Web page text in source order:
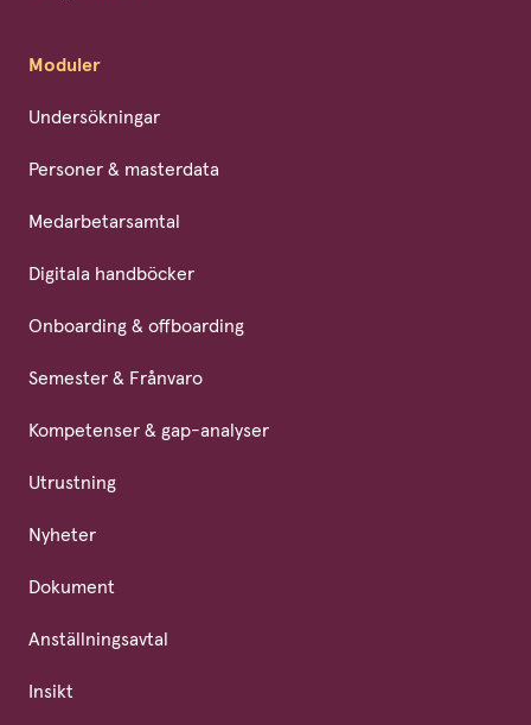
Moduler
Undersökningar
Personer & masterdata
Medarbetarsamtal
Digitala handböcker
Onboarding & offboarding
Semester & Frånvaro
Kompetenser & gap-analyser
Utrustning
Nyheter
Dokument
Anställningsavtal
Insikt